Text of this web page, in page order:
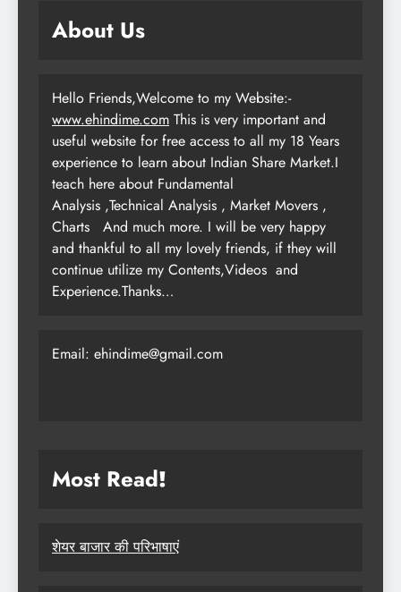
About Us
Hello Friends,Welcome to my Website:-
www.ehindime.com This is very important and
useful website for free access to all my 18 Years
experience to learn about Indian Share Market.I
teach here about Fundamental
Analysis ,Technical Analysis , Market Movers ,
Charts
And much more. I will be very happy
and thankful to all my lovely friends, if they will
continue utilize my Contents,Videos and
Experience.Thanks…
Email: ehindime@gmail.com
Most Read!
शेयर बाजार की परिभाषाएं